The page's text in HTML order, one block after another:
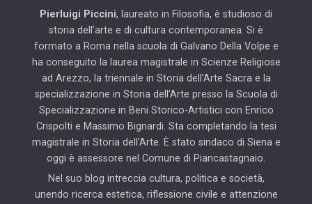
Pierluigi Piccini, laureato in Filosofia, è studioso di
storia dell’arte e di cultura contemporanea. Si è
formato a Roma nella scuola di Galvano Della Volpe e
ha conseguito la laurea magistrale in Scienze Religiose
ad Arezzo, la triennale in Storia dell’Arte Sacra e la
specializzazione in Storia dell’Arte presso la Scuola di
Specializzazione in Beni Storico-Artistici con Enrico
Crispolti e Massimo Bignardi. Sta completando la tesi
magistrale in Storia dell’Arte. È stato sindaco di Siena e
oggi è assessore nel Comune di Piancastagnaio.
Nel suo blog intreccia cultura, politica e società,
unendo ricerca estetica, riflessione civile e attenzione